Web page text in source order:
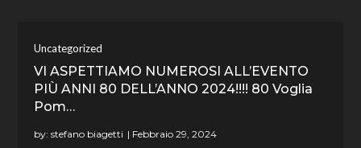
Uncategorized
VI ASPETTIAMO NUMEROSI ALL’EVENTO
PIÙ ANNI 80 DELL’ANNO 2024!!!! 80 Voglia
Pom…
by:stefano biagetti